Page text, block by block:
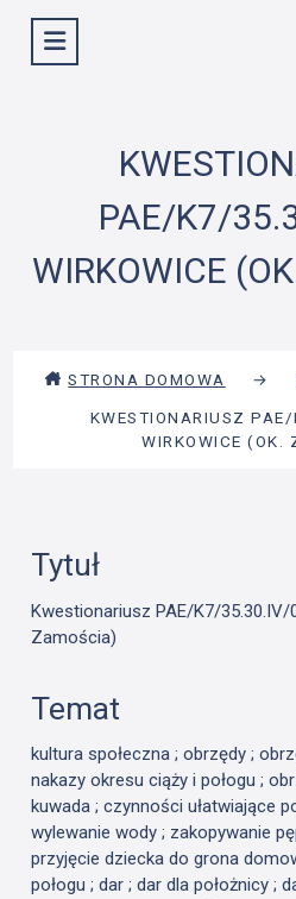
Wyświetl menu
PAE/K7/
WIRKOWICE
STRONA DOMOWA →
KWESTIONARIUSZ
WIRKOWICE (OK.
Tytuł
Kwestionariusz PAE/K7/35.30.IV/
Zamościa)
Temat
kultura społeczna ; obrzędy ;
nakazy okresu ciąży i połogu ;
kuwada ; czynności ułatwiające
wylewanie wody ; zakopywanie
przyjęcie dziecka do grona
połogu ; dar ; dar dla położnicy ;